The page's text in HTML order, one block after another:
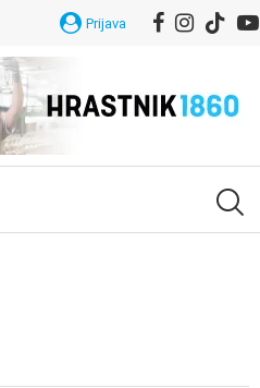
Prijava